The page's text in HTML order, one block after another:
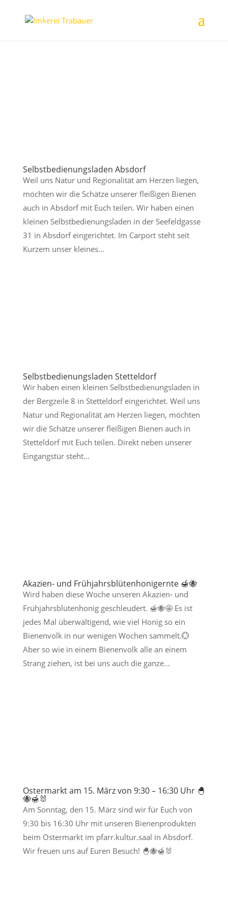
Selbstbedienungsladen Absdorf
Weil uns Natur und Regionalität am Herzen liegen,
möchten wir die Schätze unserer fleißigen Bienen
auch in Absdorf mit Euch teilen. Wir haben einen
kleinen Selbstbedienungsladen in der Seefeldgasse
31 in Absdorf eingerichtet. Im Carport steht seit
Kurzem unser kleines...
Selbstbedienungsladen Stetteldorf
Wir haben einen kleinen Selbstbedienungsladen in
der Bergzeile 8 in Stetteldorf eingerichtet. Weil uns
Natur und Regionalität am Herzen liegen, möchten
wir die Schätze unserer fleißigen Bienen auch in
Stetteldorf mit Euch teilen. Direkt neben unserer
Eingangstür steht...
Akazien- und Frühjahrsblütenhonigernte 🍯🐝
Wird haben diese Woche unseren Akazien- und
Frühjahrsblütenhonig geschleudert. 🍯🐝🤩 Es ist
jedes Mal überwältigend, wie viel Honig so ein
Bienenvolk in nur wenigen Wochen sammelt.💮
Aber so wie in einem Bienenvolk alle an einem
Strang ziehen, ist bei uns auch die ganze...
Ostermarkt am 15. März von 9:30 – 16:30 Uhr 🐣
🐝🍯🐰
Am Sonntag, den 15. März sind wir für Euch von
9:30 bis 16:30 Uhr mit unseren Bienenprodukten
beim Ostermarkt im pfarr.kultur.saal in Absdorf.
Wir freuen uns auf Euren Besuch! 🐣🐝🍯🐰